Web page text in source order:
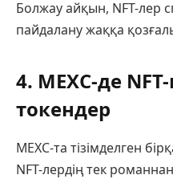
Болжау айқын, NFT-лер
пайдалану жаққа
4. MEXC-де
токендер
MEXC-та тізімделген
NFT-лердің тек